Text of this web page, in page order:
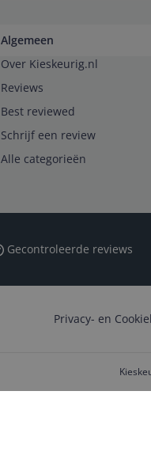
Algemeen
Over Kieskeurig.nl
Reviews
Best reviewed
Schrijf een review
Alle categorieën
Gecontroleerde reviews
Privacy- en